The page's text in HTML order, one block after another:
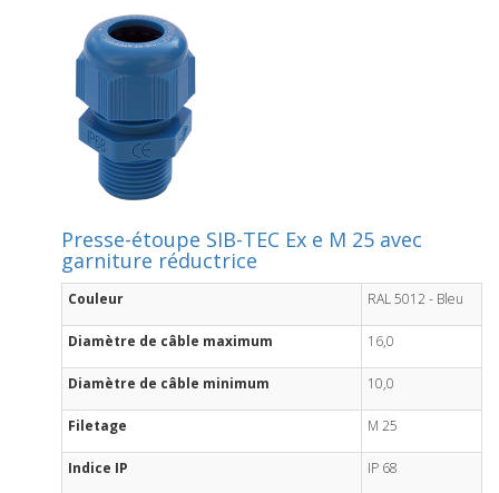
Presse-étoupe SIB-TEC Ex e M 25 avec
garniture réductrice
Couleur RAL 5012 - Bleu
Diamètre de câble maximum 16,0
Diamètre de câble minimum 10,0
Filetage M 25
Indice IP IP 68